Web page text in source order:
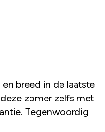
breed in de laatste
zomer zelfs met
Tegenwoordig